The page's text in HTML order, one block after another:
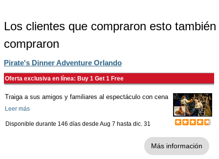
Los clientes que compraron esto también
compraron
Pirate's Dinner Adventure Orlando
Oferta exclusiva en línea: Buy 1 Get 1 Free
Traiga a sus amigos y familiares al espectáculo con cena
Leer más
Disponible durante 146 días desde Aug 7 hasta dic. 31
Más información